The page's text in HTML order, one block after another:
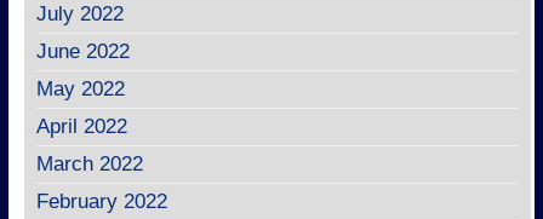
July 2022
June 2022
May 2022
April 2022
March 2022
February 2022